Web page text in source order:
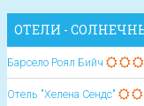
ОТЕЛИ -
Барсело Роял Бийч
Отель "Хелена Сендс"